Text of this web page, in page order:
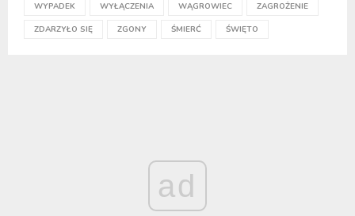
WYPADEK WYŁĄCZENIA WĄGROWIEC ZAGROŻENIE
ZDARZYŁO SIĘ ZGONY ŚMIERĆ ŚWIĘTO
ad